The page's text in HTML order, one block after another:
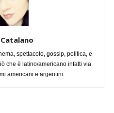
spettacolo, gossip, politica, e
che è latino/americano infatti via
americani e argentini.